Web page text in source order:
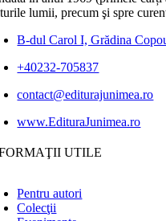
lumii, precum şi spre
B-dul Carol I, Grădina
+40232-705837
contact@editurajunimea.ro
www.EdituraJunimea.ro
UTILE
Pentru autori
Colecţii